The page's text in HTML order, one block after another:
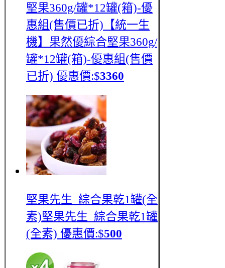
堅果360g/罐*12罐(箱)-優
惠組(售價已折) 【統一生
機】果然優綜合堅果360g/
罐*12罐(箱)-優惠組(售價
已折) 優惠價:$3360
堅果先生_綜合果乾1罐(全
素)堅果先生_綜合果乾1罐
(全素) 優惠價:$500